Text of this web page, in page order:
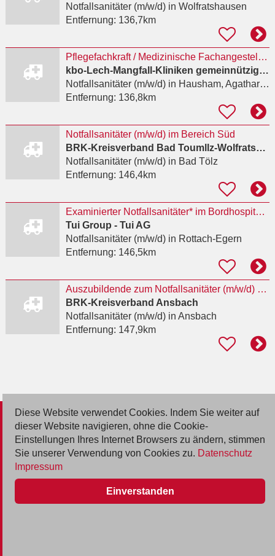
Notfallsanitäter (m/w/d)in Wolfratshausen
Entfernung: 136,7km
Pflegefachkraft / Medizinische Fachangestellte / Notfallsanitäter (m/w/d) EKT-Behandlungseinheit
kbo-Lech-Mangfall-Kliniken gemeinnützige GmbH
Notfallsanitäter (m/w/d)in Hausham, Agatharied
Entfernung: 136,8km
Notfallsanitäter (m/w/d) im Bereich Süd
BRK-Kreisverband Bad Toumllz-Wolfratshausen
Notfallsanitäter (m/w/d)in Bad Tölz
Entfernung: 146,4km
Examinierter Notfallsanitäter* im Bordhospital der Mein Schiff Flotte
Tui Group - Tui AG
Notfallsanitäter (m/w/d)in Rottach-Egern
Entfernung: 146,5km
Auszubildende zum Notfallsanitäter (m/w/d) 2027
BRK-Kreisverband Ansbach
Notfallsanitäter (m/w/d)in Ansbach
Entfernung: 147,9km
© 2026 Deutsche Jobmarkt GmbH
Inserieren
Kontakt
AGB
Diese Website verwendet Cookies. Indem Sie weiter auf
dieser Website navigieren, ohne die Cookie-
Einstellungen Ihres Internet Browsers zu ändern, stimmen
Sie unserer Verwendung von Cookies zu. Datenschutz
Impressum
Einverstanden